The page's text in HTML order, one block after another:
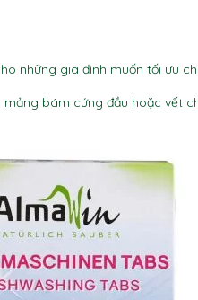
những gia đình muốn tối ưu
bám cứng đầu hoặc vết